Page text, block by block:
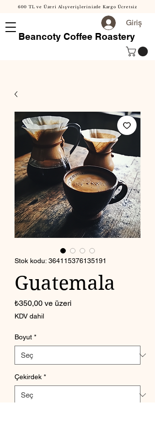
Giriş
Beancoty Coffee Roastery
600 TL ve Üzeri Alışverişlerinizde Kargo Ücretsiz
Stok kodu: 364115376135191
Guatemala
₺350,00 ve üzeri
KDV dahil
Boyut *
Çekirdek *